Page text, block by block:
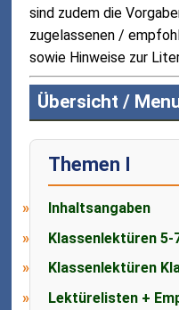
sind zudem die
zugelassenen /
sowie Hinweise zur
Übersicht /
Themen I
Inhaltsangaben
Klassenlektüren 5-
Klassenlektüren
Lektürelisten +